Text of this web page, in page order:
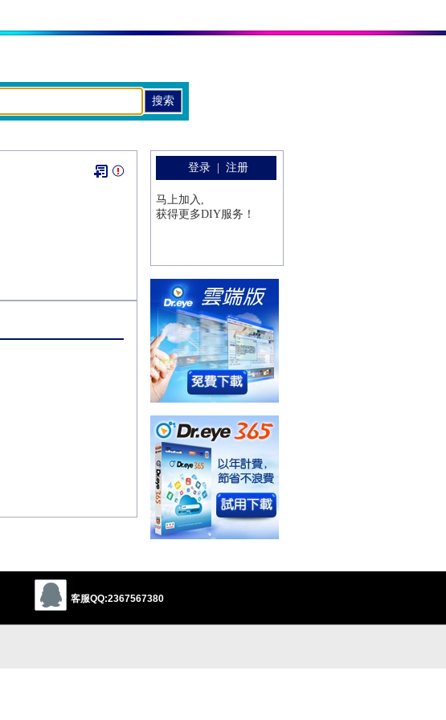
客服QQ:2367567380